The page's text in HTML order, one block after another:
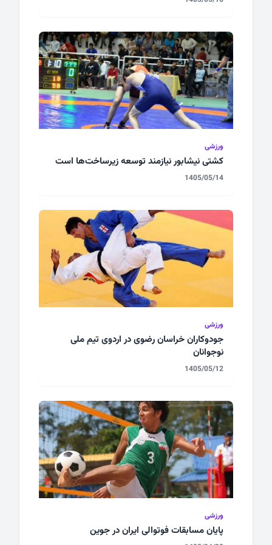
ورزشی
کشتی نیشابور نیازمند توسعه زیرساخت‌ها است
1405/05/14
ورزشی
جودوکاران خراسان رضوی در اردوی تیم ملی
نوجوانان
1405/05/12
ورزشی
پایان مسابقات فوتوالی ایران در جوین